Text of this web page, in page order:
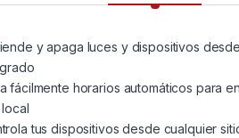
y apaga luces y dispositivos
fácilmente horarios automáticos para
tus dispositivos desde cualquier